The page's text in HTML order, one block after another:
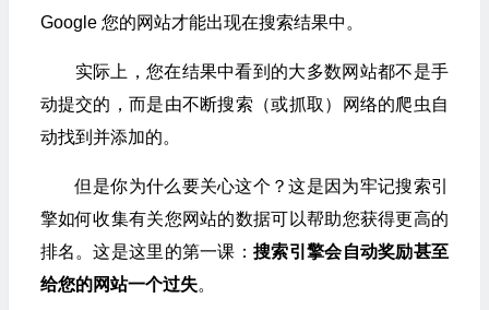
Google 您的网站才能出现在搜索结果中。
实际上，您在结果中看到的大多数网站都不是手
动提交的，而是由不断搜索（或抓取）网络的爬虫自
动找到并添加的。
但是你为什么要关心这个？这是因为牢记搜索引
擎如何收集有关您网站的数据可以帮助您获得更高的
排名。这是这里的第一课：搜索引擎会自动奖励甚至
给您的网站一个过失。